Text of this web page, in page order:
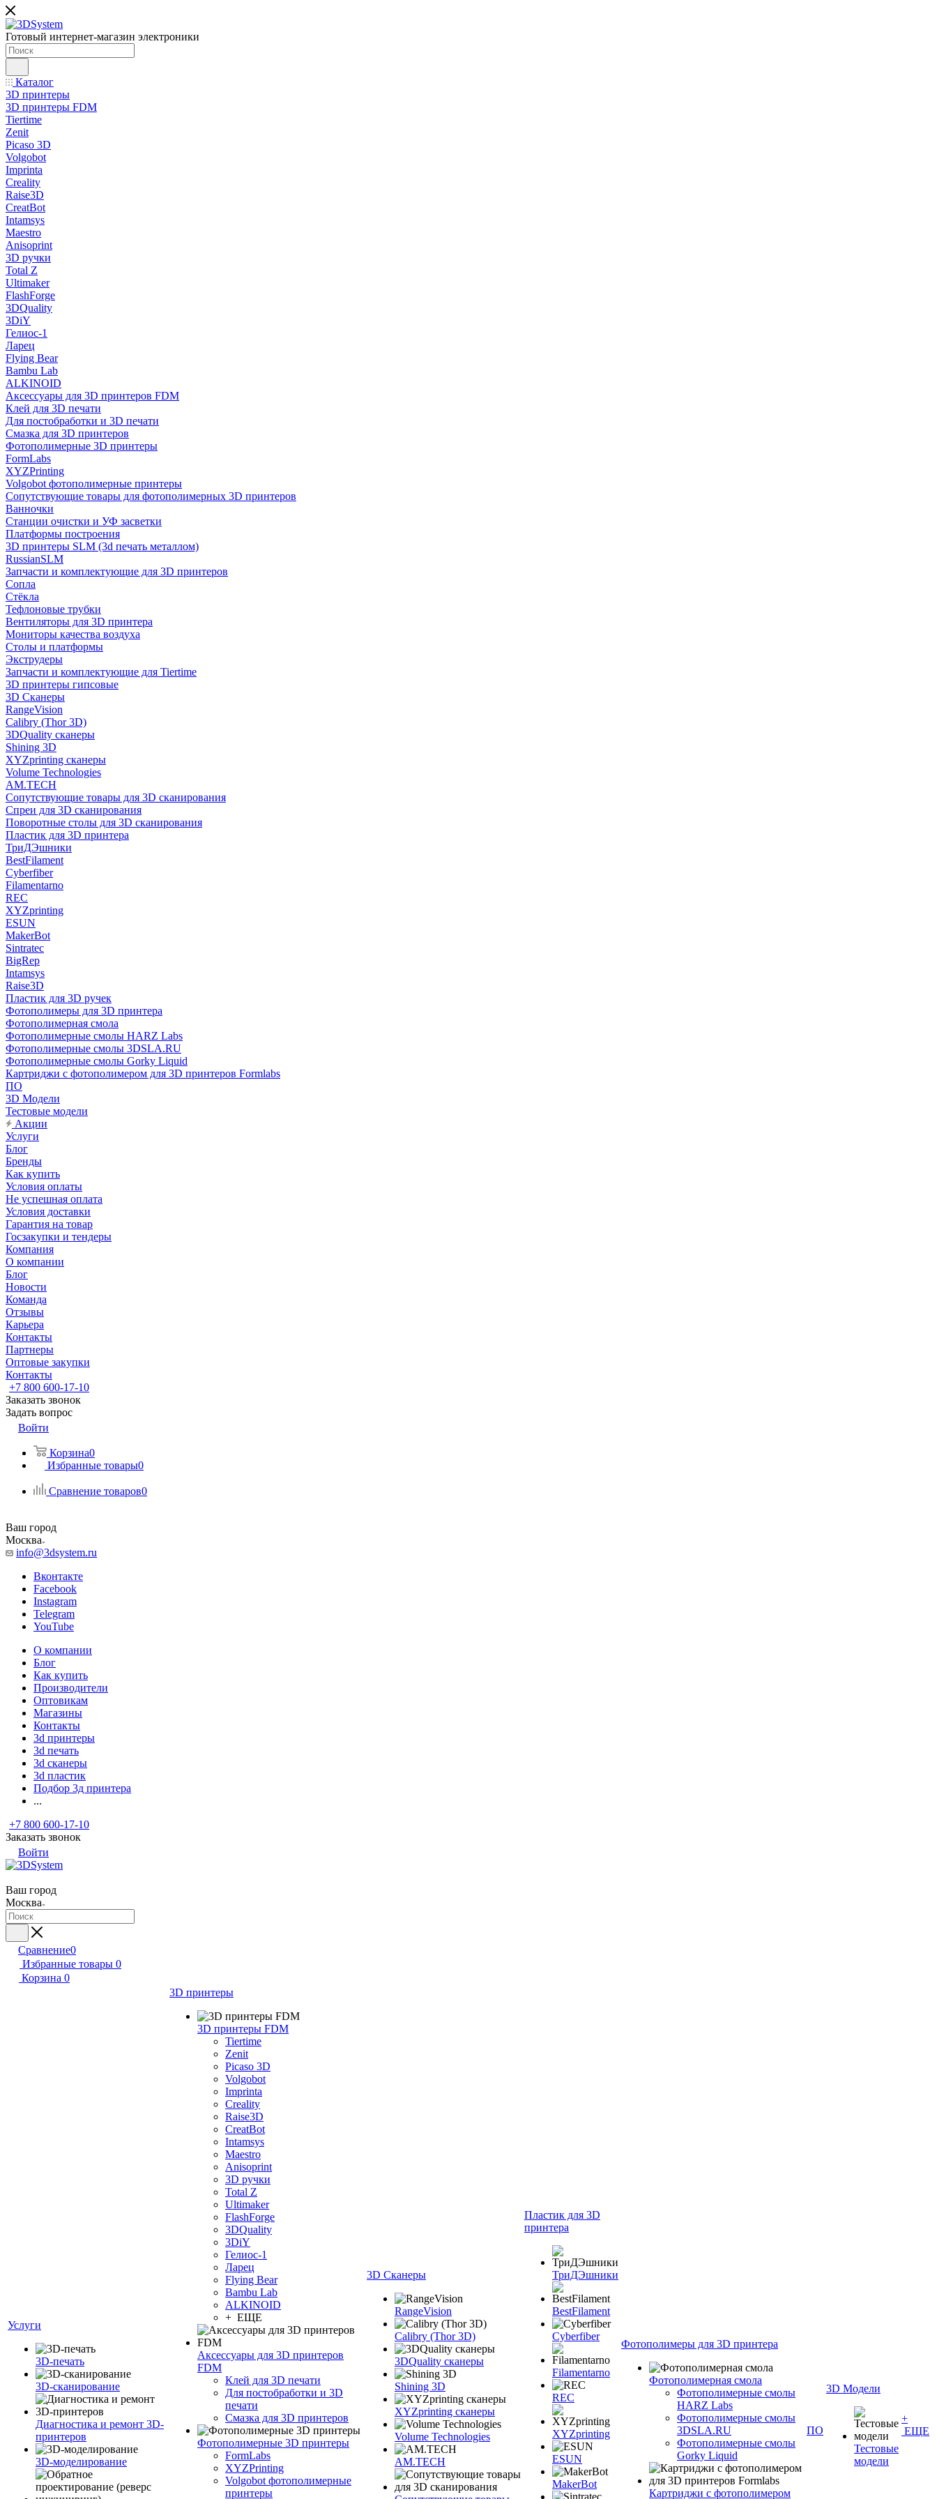
Готовый интернет-магазин электроники
Каталог
3D принтеры
3D принтеры FDM
Tiertime
Zenit
Picaso 3D
Volgobot
Imprinta
Creality
Raise3D
CreatBot
Intamsys
Maestro
Anisoprint
3D ручки
Total Z
Ultimaker
FlashForge
3DQuality
3DiY
Гелиос-1
Ларец
Flying Bear
Bambu Lab
ALKINOID
Аксессуары для 3D принтеров FDM
Клей для 3D печати
Для постобработки и 3D печати
Смазка для 3D принтеров
Фотополимерные 3D принтеры
FormLabs
XYZPrinting
Volgobot фотополимерные принтеры
Сопутствующие товары для фотополимерных 3D принтеров
Ванночки
Станции очистки и УФ засветки
Платформы построения
3D принтеры SLM (3d печать металлом)
RussianSLM
Запчасти и комплектующие для 3D принтеров
Сопла
Cтёкла
Тефлоновые трубки
Вентиляторы для 3D принтера
Мониторы качества воздуха
Столы и платформы
Экструдеры
Запчасти и комплектующие для Tiertime
3D принтеры гипсовые
3D Сканеры
RangeVision
Calibry (Thor 3D)
3DQuality сканеры
Shining 3D
XYZprinting сканеры
Volume Technologies
AM.TECH
Сопутствующие товары для 3D сканирования
Спреи для 3D сканирования
Поворотные столы для 3D сканирования
Пластик для 3D принтера
ТриДЭшники
BestFilament
Cyberfiber
Filamentarno
REC
XYZprinting
ESUN
MakerBot
Sintratec
BigRep
Intamsys
Raise3D
Пластик для 3D ручек
Фотополимеры для 3D принтера
Фотополимерная смола
Фотополимерные смолы HARZ Labs
Фотополимерные смолы 3DSLA.RU
Фотополимерные смолы Gorky Liquid
Картриджи с фотополимером для 3D принтеров Formlabs
ПО
3D Модели
Тестовые модели
Акции
Услуги
Блог
Бренды
Как купить
Условия оплаты
Не успешная оплата
Условия доставки
Гарантия на товар
Госзакупки и тендеры
Компания
О компании
Блог
Новости
Команда
Отзывы
Карьера
Контакты
Партнеры
Оптовые закупки
Контакты
+7 800 600-17-10
Заказать звонок
Задать вопрос
Войти
Корзина0
Избранные товары0
Сравнение товаров0
Ваш город
Москва
info@3dsystem.ru
Вконтакте
Facebook
Instagram
Telegram
YouTube
О компании
Блог
Как купить
Производители
Оптовикам
Магазины
Контакты
3d принтеры
3d печать
3d сканеры
3d пластик
Подбор 3д принтера
...
+7 800 600-17-10
Заказать звонок
Войти
Ваш город
Москва
Сравнение0
Избранные товары 0
Корзина 0
Услуги
3D-печать
3D-сканирование
Диагностика и ремонт 3D-
принтеров
3D-моделирование
3D принтеры
3D принтеры FDM
Tiertime
Zenit
Picaso 3D
Volgobot
Imprinta
Creality
Raise3D
CreatBot
Intamsys
Maestro
Anisoprint
3D ручки
Total Z
Ultimaker
FlashForge
3DQuality
3DiY
Гелиос-1
Ларец
Flying Bear
Bambu Lab
ALKINOID
+ ЕЩЕ
Аксессуары для 3D принтеров
FDM
Клей для 3D печати
Для постобработки и 3D
печати
Смазка для 3D принтеров
Фотополимерные 3D принтеры
FormLabs
XYZPrinting
Volgobot фотополимерные
принтеры
3D Сканеры
RangeVision
Calibry (Thor 3D)
3DQuality сканеры
Shining 3D
XYZprinting сканеры
Volume Technologies
AM.TECH
Пластик для 3D
принтера
ТриДЭшники
BestFilament
Cyberfiber
Filamentarno
REC
XYZprinting
ESUN
MakerBot
Фотополимеры для 3D принтера
Фотополимерная смола
Фотополимерные смолы
HARZ Labs
Фотополимерные смолы
3DSLA.RU
Фотополимерные смолы
Gorky Liquid
Картриджи с фотополимером
ПО
3D Модели
Тестовые
модели
+
ЕЩЕ